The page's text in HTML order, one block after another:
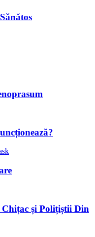
și Polițiștii Din